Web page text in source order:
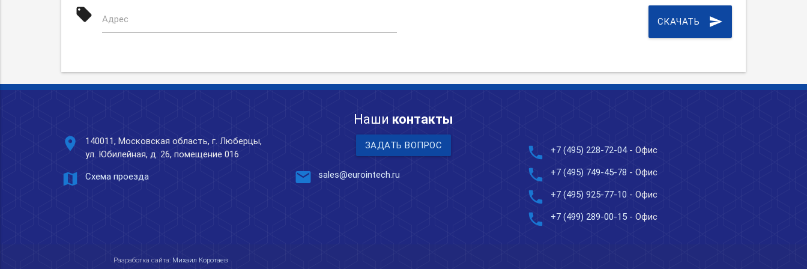
local_offer Адрес СКАЧАТЬ send
Наши контакты
place
140011, Московская область, г. Люберцы,
ул. Юбилейная, д. 26, помещение 016
map Схема проезда
ЗАДАТЬ ВОПРОС
mail sales@eurointech.ru
phone +7 (495) 228-72-04- Офис
phone +7 (495) 749-45-78 - Офис
phone +7 (495) 925-77-10 - Офис
phone +7 (499) 289-00-15 - Офис
Разработка сайта: Михаил Коротаев